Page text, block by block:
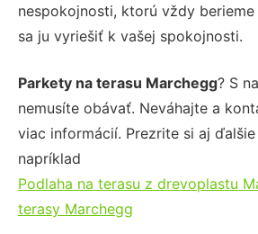
nespokojnosti, ktorú vždy berieme
sa ju vyriešiť k vašej spokojnosti.
Parkety na terasu Marchegg? S
nemusíte obávať. Neváhajte a
viac informácií. Prezrite si aj
napríklad
Podlaha na terasu z drevoplastu
terasy Marchegg